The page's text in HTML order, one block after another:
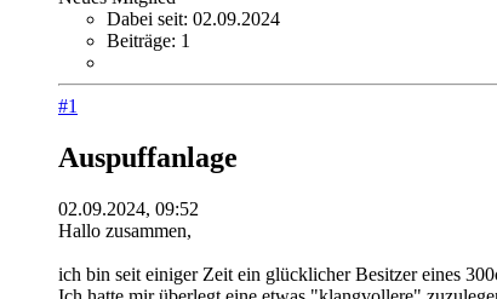
Dabei seit: 02.09.2024
Beiträge: 1
#1
Auspuffanlage
02.09.2024, 09:52
Hallo zusammen,
ich bin seit einiger Zeit ein glücklicher Besitzer eines